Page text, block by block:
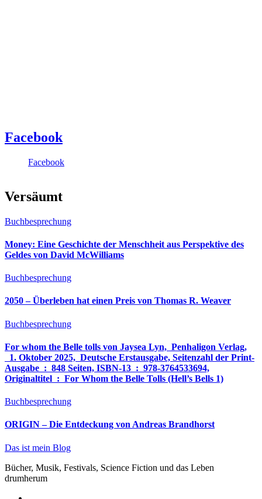
Facebook
Facebook
Versäumt
Buchbesprechung
Money: Eine Geschichte der Menschheit aus Perspektive des
Geldes von David McWilliams
Buchbesprechung
2050 – Überleben hat einen Preis von Thomas R. Weaver
Buchbesprechung
For whom the Belle tolls von Jaysea Lyn, ‎ Penhaligon Verlag,
‎ 1. Oktober 2025, ‎ Deutsche Erstausgabe, Seitenzahl der Print-
Ausgabe ‏ : ‎ 848 Seiten, ISBN-13 ‏ : ‎ 978-3764533694,
Originaltitel ‏ : ‎ For Whom the Belle Tolls (Hell’s Bells 1)
Buchbesprechung
ORIGIN – Die Entdeckung von Andreas Brandhorst
Das ist mein Blog
Bücher, Musik, Festivals, Science Fiction und das Leben
drumherum